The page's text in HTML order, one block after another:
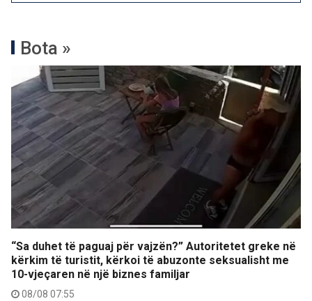
Bota »
“Sa duhet të paguaj për vajzën?” Autoritetet greke në
kërkim të turistit, kërkoi të abuzonte seksualisht me
10-vjeçaren në një biznes familjar
08/08 07:55